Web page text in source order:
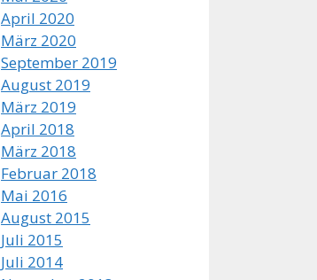
April 2020
März 2020
September 2019
August 2019
März 2019
April 2018
März 2018
Februar 2018
Mai 2016
August 2015
Juli 2015
Juli 2014